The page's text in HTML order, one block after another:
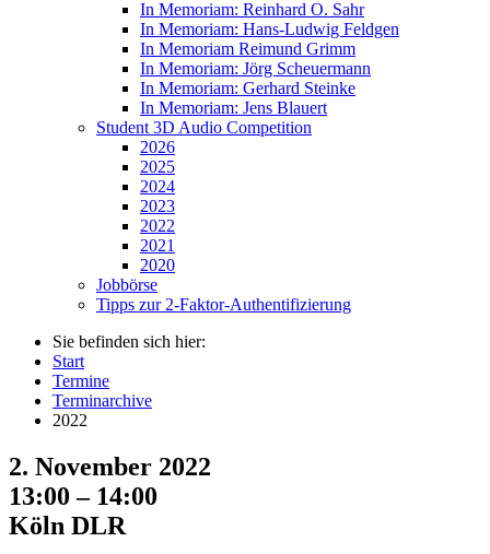
In Memoriam: Reinhard O. Sahr
In Memoriam: Hans-Ludwig Feldgen
In Memoriam Reimund Grimm
In Memoriam: Jörg Scheuermann
In Memoriam: Gerhard Steinke
In Memoriam: Jens Blauert
Student 3D Audio Competition
2026
2025
2024
2023
2022
2021
2020
Jobbörse
Tipps zur 2-Faktor-Authentifizierung
Sie befinden sich hier:
Start
Termine
Terminarchive
2022
2. November 2022
13:00 – 14:00
Köln DLR